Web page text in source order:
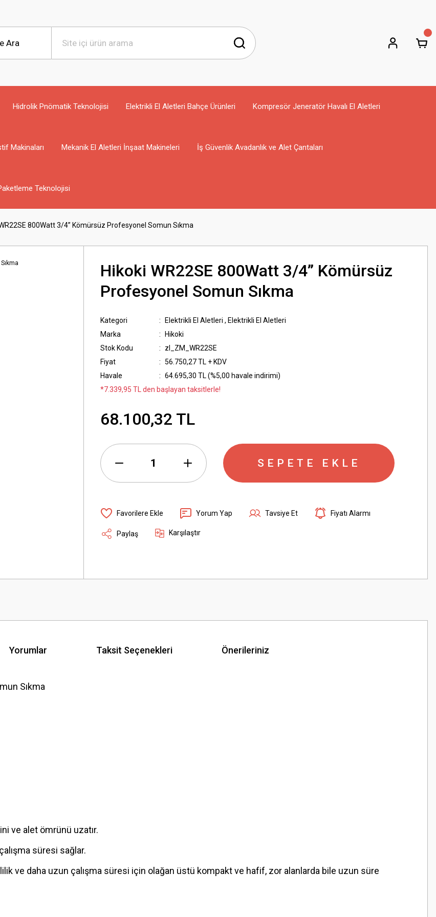
Hidrolik Pnömatik Teknolojisi Elektrikli El Aletleri Bahçe Ürünleri Kompresör Jeneratör Havalı El Aletleri
Makinaları Mekanik El Aletleri İnşaat Makineleri İş Güvenlik Avadanlık ve Alet Çantaları
Teknolojisi
800Watt 3/4” Kömürsüz Profesyonel Somun Sıkma
Hikoki WR22SE 800Watt 3/4” Kömürsüz
Profesyonel Somun Sıkma
Kategori Elektrikli El Aletleri , Elektrikli El Aletleri
Marka
Hikoki
Stok Kodu
zl_ZM_WR22SE
Fiyat
56.750,27 TL + KDV
Havale
64.695,30 TL (%5,00 havale indirimi)
*7.339,95 TL den başlayan taksitlerle!
68.100,32 TL
SEPETE EKLE
Yorum Yap Tavsiye Et Fiyatı Alarmı
Paylaş Karşılaştır
Yorumlar Taksit Seçenekleri Önerileriniz
Sıkma
ve alet ömrünü uzatır.
süresi sağlar.
ve daha uzun çalışma süresi için olağan üstü kompakt ve hafif, zor alanlarda bile uzun süre